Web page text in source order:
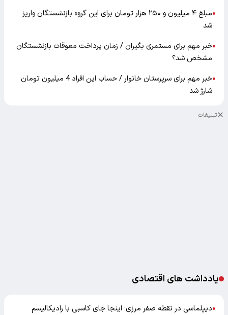
●
مبلغ ۴ میلیون و ۲۵۰ هزار تومان برای این گروه بازنشستگان واریز
شد
●خبر مهم برای مستمری بگیران / زمان پرداخت معوقات بازنشستگان
مشخص شد؟
●
خبر مهم برای سرپرستان خانوار / حساب این افراد 4 میلیون تومان
شارژ شد
تبلیغات
یادداشت های اقتصادی
●دیپلماسی در نقطه صفر مرزی؛ اینجا جای کاسبی با رادیکالیسم